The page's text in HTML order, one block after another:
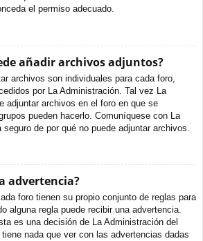
el permiso adecuado.
añadir archivos adjuntos?
archivos son individuales para cada foro,
por La Administración. Tal vez La
adjuntar archivos en el foro en que se
pueden hacerlo. Comuníquese con La
de por qué no puede adjuntar archivos.
advertencia?
foro tienen su propio conjunto de reglas para
alguna regla puede recibir una advertencia.
es una decisión de La Administración del
nada que ver con las advertencias dadas